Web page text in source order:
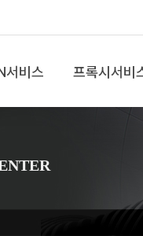
서비스 프록시서비